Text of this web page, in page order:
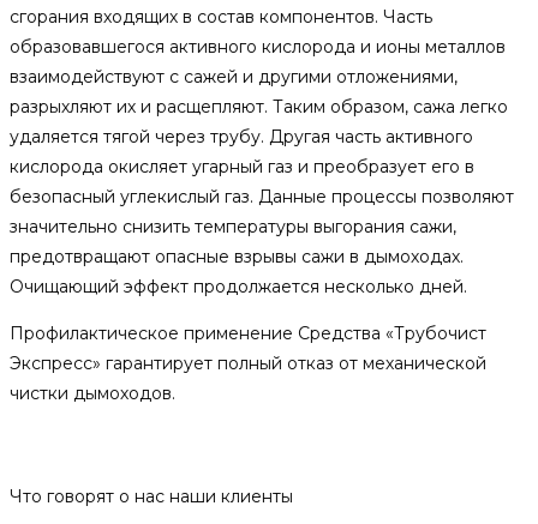
сгорания входящих в состав компонентов. Часть
образовавшегося активного кислорода и ионы металлов
взаимодействуют с сажей и другими отложениями,
разрыхляют их и расщепляют. Таким образом, сажа легко
удаляется тягой через трубу. Другая часть активного
кислорода окисляет угарный газ и преобразует его в
безопасный углекислый газ. Данные процессы позволяют
значительно снизить температуры выгорания сажи,
предотвращают опасные взрывы сажи в дымоходах.
Очищающий эффект продолжается несколько дней.
Профилактическое применение Средства «Трубочист
Экспресс» гарантирует полный отказ от механической
чистки дымоходов.
Что говорят о нас наши клиенты